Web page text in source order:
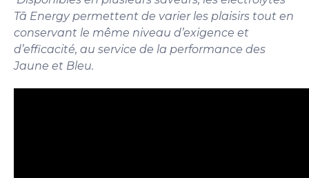
Tā Energy permettent de varier les plaisirs tout en
conservant le même niveau d’exigence et
d’efficacité, au service de la performance des
Jaune et Bleu.